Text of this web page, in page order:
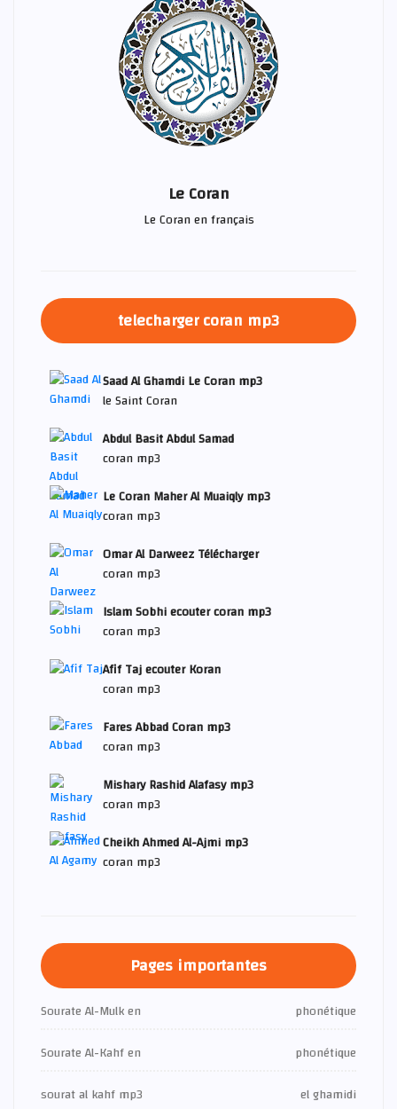
Le Coran
Le Coran en français
telecharger coran mp3
Saad Al Ghamdi Le Coran mp3
le Saint Coran
Abdul Basit Abdul Samad
coran mp3
Le Coran Maher Al Muaiqly mp3
coran mp3
Omar Al Darweez Télécharger
coran mp3
Islam Sobhi ecouter coran mp3
coran mp3
Afif Taj ecouter Koran
coran mp3
Fares Abbad Coran mp3
coran mp3
Mishary Rashid Alafasy mp3
coran mp3
Cheikh Ahmed Al-Ajmi mp3
coran mp3
Pages importantes
Sourate Al-Mulk en
phonétique
Sourate Al-Kahf en
phonétique
sourat al kahf mp3
el ghamidi